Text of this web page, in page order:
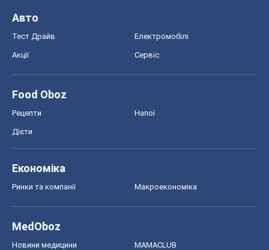
Авто
Тест Драйв Електромобілі
Акції Сервіс
Food Oboz
Рецепти Напої
Дієти
Економіка
Ринки та компанії Макроекономіка
MedOboz
Новини медицини MAMACLUB